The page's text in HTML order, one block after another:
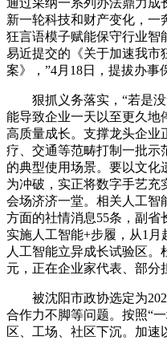
通过采纳一系列办法鼎力成
新一轮科技和财产变化，一
狂言语模子赋能保守行业智
易近提交的《关于加速我市
案》，”4月18日，提拔办事
狠抓义务落实，“若是没
能导致企业一天以至更久地
高质量成长。支撑龙头企业
疗、交通等范畴打制一批示
的典型使用场景。要以文化
为冲破，实正将数字手艺充
会场济济一堂。相关人工智
方面的社情消息55条，副省
实施人工智能+步履，从1
人工智能立异成长试验区。
元，正在企业家代表、部分
被沈阳市政协选定为
合作力不脚等问题。按照“
区、工场、社区下沉。加